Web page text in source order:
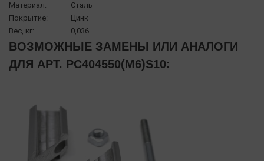
Материал:
Сталь
Покрытие:
Цинк
Вес, кг:
0,036
ВОЗМОЖНЫЕ ЗАМЕНЫ ИЛИ АНАЛОГИ
ДЛЯ АРТ. PC404550(М6)S10: